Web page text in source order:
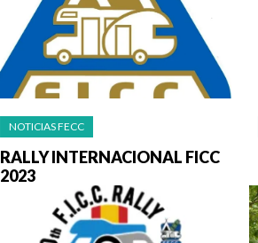
NOTICIAS FECC
RALLY INTERNACIONAL FICC
2023